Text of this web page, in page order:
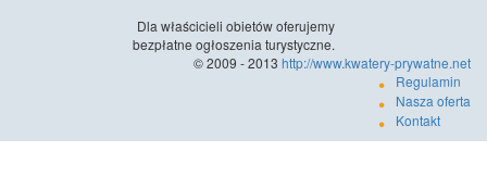
Dla właścicieli obietów oferujemy
bezpłatne ogłoszenia turystyczne.
© 2009 - 2013 http://www.kwatery-prywatne.net
Regulamin
Nasza oferta
Kontakt